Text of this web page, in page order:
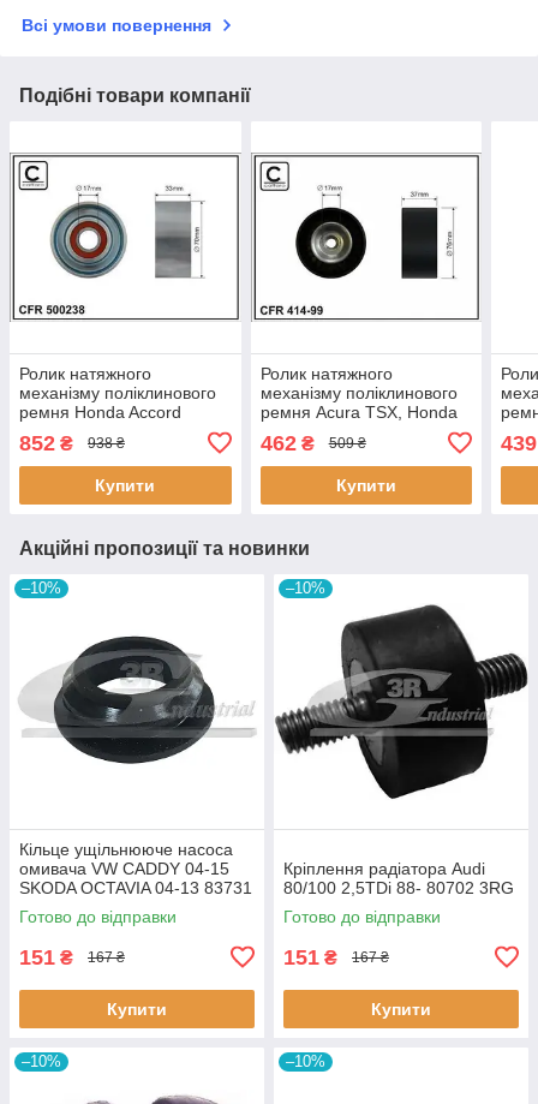
Всі умови повернення
Подібні товари компанії
Ролик натяжного
механізму поліклинового
ремня Honda Accord
VII/Civic VIII/CR-V II/III/FR-
V 2.2D 01.04- 70x17x33
500238 CAFFARO
852 ₴ 938 ₴
Купити
Ролик натяжного
механізму поліклинового
ремня Acura TSX, Honda
Accord VII/Civic VIII/CR-V
II/III/IV/Element/FR-
V/Stepwgn/Stream
462₴ 509 ₴
Купити
1.8-
439
Акційні пропозиції та новинки
–10%
Кiльце ущiльнююче насоса
омивача VW CADDY 04-15
SKODA OCTAVIA 04-13 83731
3RG
Готово до відправки
151 ₴ 167 ₴
Купити
–10%
Кріплення радіатора Audi
80/100 2,5TDi 88- 80702 3RG
Готово до відправки
151 ₴ 167 ₴
Купити
–10% –10%